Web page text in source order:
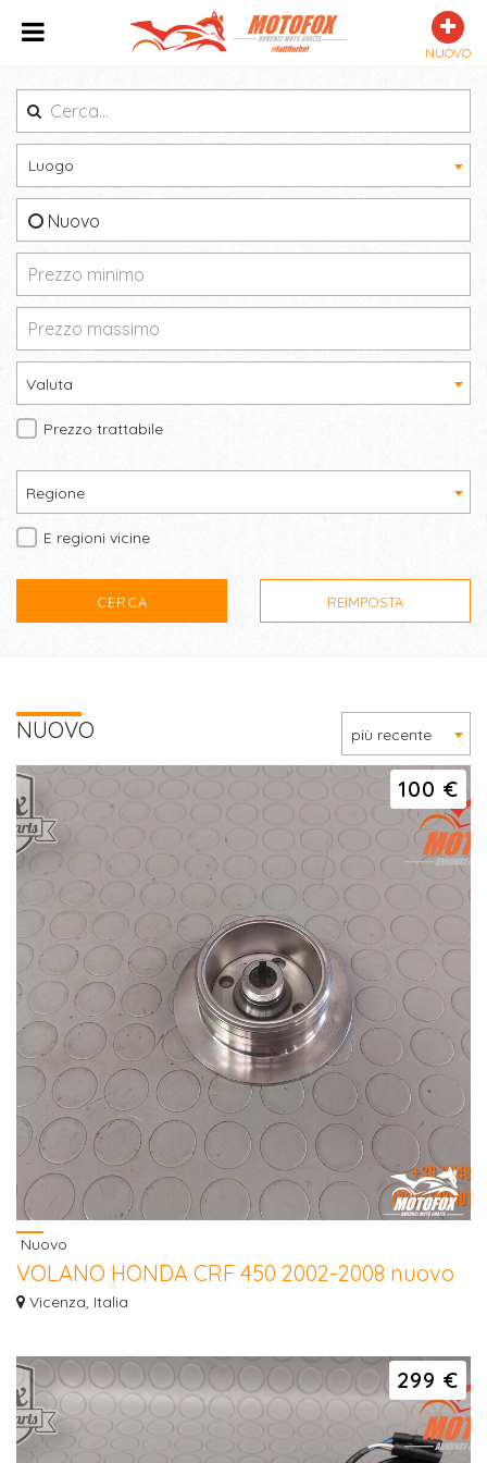
NUOVO
Luogo
Nuovo
Valuta
Prezzo trattabile
Regione
E regioni vicine
CERCA REIMPOSTA
NUOVO più recente
100 €
Nuovo
VOLANO HONDA CRF 450 2002-2008 nuovo
Ritiriamo moto da cross, giapponesi, 125 250 450, dal 1990 in poi! Contattaci
Vicenza, Italia
299 €